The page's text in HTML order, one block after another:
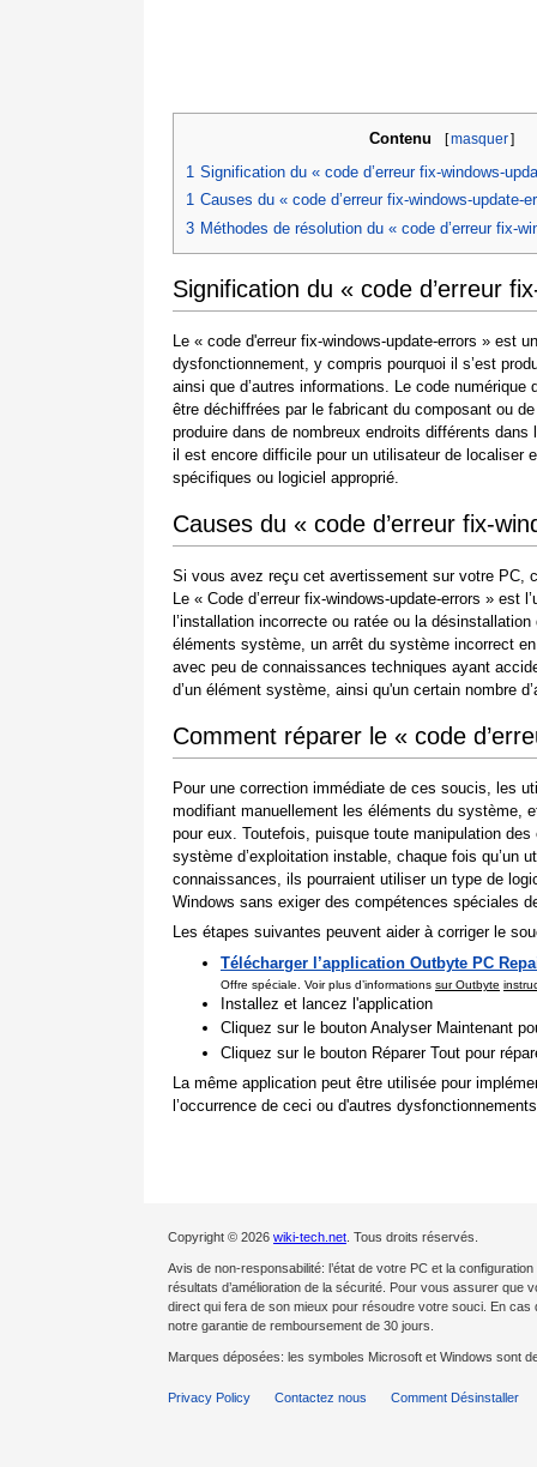
Contenu [masquer]
1 Signification du « code d’erreur fix-windows-
1 Causes du « code d’erreur fix-windows-update-
3 Méthodes de résolution du « code d’erreur fix-
Signification du « code d’erreur
Le « code d'erreur fix-windows-update-errors » est
dysfonctionnement, y compris pourquoi il s’est
ainsi que d’autres informations. Le code
être déchiffrées par le fabricant du composant ou
produire dans de nombreux endroits différents
il est encore difficile pour un utilisateur de localiser
spécifiques ou logiciel approprié.
Causes du « code d’erreur fix-
Si vous avez reçu cet avertissement sur votre PC,
Le « Code d’erreur fix-windows-update-errors »
l’installation incorrecte ou ratée ou la
éléments système, un arrêt du système incorrect
avec peu de connaissances techniques ayant
d’un élément système, ainsi qu'un certain nombre
Comment réparer le « code
Pour une correction immédiate de ces soucis, les
modifiant manuellement les éléments du système,
pour eux. Toutefois, puisque toute manipulation
système d’exploitation instable, chaque fois qu’un
connaissances, ils pourraient utiliser un type de
Windows sans exiger des compétences spéciales
Les étapes suivantes peuvent aider à corriger le
Télécharger l’application Outbyte PC
Offre spéciale. Voir plus d’informations sur Outbyte
Installez et lancez l'application
Cliquez sur le bouton Analyser Maintenant
Cliquez sur le bouton Réparer Tout pour
La même application peut être utilisée pour
l’occurrence de ceci ou d'autres
Copyright © 2026 wiki-tech.net . Tous droits réservés.
Avis de non-responsabilité: l’état de votre PC et la
résultats d’amélioration de la sécurité. Pour vous assurer que
direct qui fera de son mieux pour résoudre votre souci. En
notre garantie de remboursement de 30 jours.
Marques déposées: les symboles Microsoft et Windows sont
Privacy Policy Contactez nous Comment Désinstaller